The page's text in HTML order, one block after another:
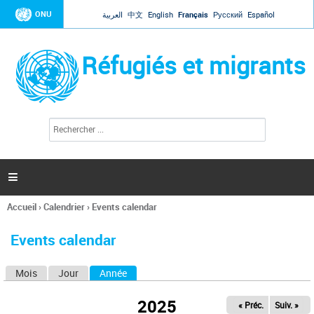
Jump to navigation
ONU العربية 中文 English Français Русский Español
Réfugiés et migrants
l
c
h
e

Vous
ici
Accueil›Calendrier› Events calendar
Events calendar
Mois Jour Année
2025 « Préc. Suiv. »